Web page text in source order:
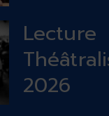
Lecture
2026